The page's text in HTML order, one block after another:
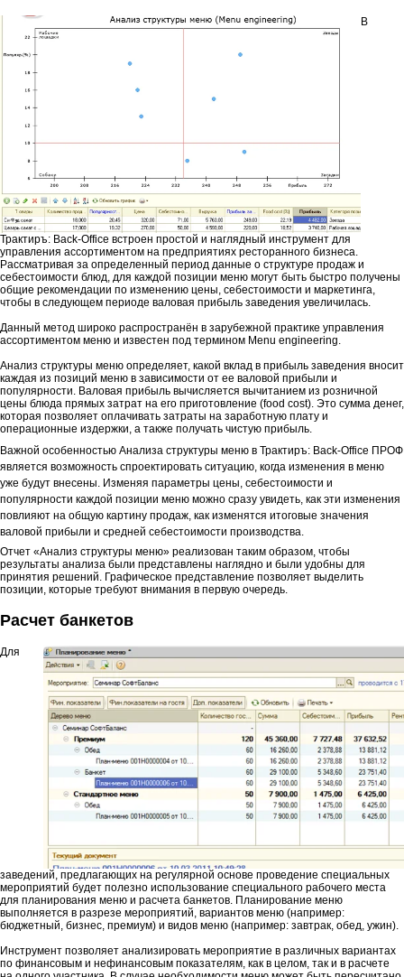
В
Трактиръ: Back-Office встроен простой и наглядный инструмент для
управления ассортиментом на предприятиях ресторанного бизнеса.
Рассматривая за определенный период данные о структуре продаж и
себестоимости блюд, для каждой позиции меню могут быть быстро получены
общие рекомендации по изменению цены, себестоимости и маркетинга,
чтобы в следующем периоде валовая прибыль заведения увеличилась.
Данный метод широко распространён в зарубежной практике управления
ассортиментом меню и известен под термином Menu engineering.
Анализ структуры меню определяет, какой вклад в прибыль заведения вносит
каждая из позиций меню в зависимости от ее валовой прибыли и
популярности. Валовая прибыль вычисляется вычитанием из розничной
цены блюда прямых затрат на его приготовление (food cost). Это сумма денег,
которая позволяет оплачивать затраты на заработную плату и
операционные издержки, а также получать чистую прибыль.
Важной особенностью Анализа структуры меню в Трактиръ: Back-Office ПРОФ
является возможность спроектировать ситуацию, когда изменения в меню
уже будут внесены. Изменяя параметры цены, себестоимости и
популярности каждой позиции меню можно сразу увидеть, как эти изменения
повлияют на общую картину продаж, как изменятся итоговые значения
валовой прибыли и средней себестоимости производства.
Отчет «Анализ структуры меню» реализован таким образом, чтобы
результаты анализа были представлены наглядно и были удобны для
принятия решений. Графическое представление позволяет выделить
позиции, которые требуют внимания в первую очередь.
Расчет банкетов
Для
заведений, предлагающих на регулярной основе проведение специальных
мероприятий будет полезно использование специального рабочего места
для планирования меню и расчета банкетов. Планирование меню
выполняется в разрезе мероприятий, вариантов меню (например:
бюджетный, бизнес, премиум) и видов меню (например: завтрак, обед, ужин).
Инструмент позволяет анализировать мероприятие в различных вариантах
по финансовым и нефинансовым показателям, как в целом, так и в расчете